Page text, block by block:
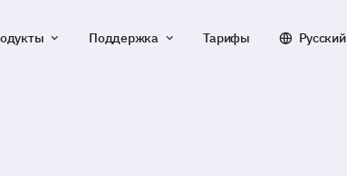
Поддержка Тарифы Русский